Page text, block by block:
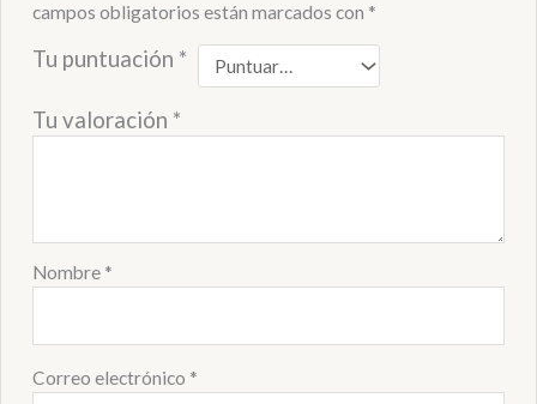
campos obligatorios están marcados con *
Tu puntuación *
Tu valoración *
Nombre *
Correo electrónico *